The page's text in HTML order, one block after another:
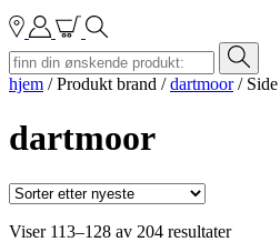
hjem /Produkt brand /dartmoor/
dartmoor
Viser 113–128 av 204 resultaterSortert